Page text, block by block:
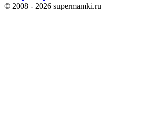
© 2008 - 2026 supermamki.ru